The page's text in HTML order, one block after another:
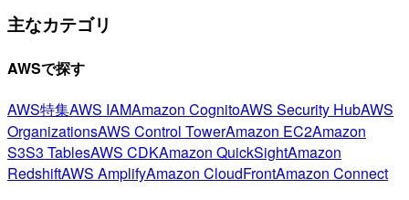
主なカテゴリ
AWSで探す
AWS特集AWS IAMAmazon CognitoAWS Security HubAWS
OrganizationsAWS Control TowerAmazon EC2Amazon
S3S3 TablesAWS CDKAmazon QuickSightAmazon
RedshiftAWS AmplifyAmazon CloudFrontAmazon Connect